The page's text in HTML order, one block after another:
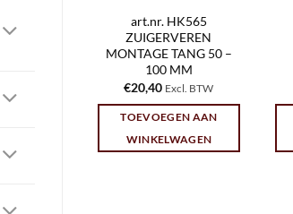
art.nr. HK565
ZUIGERVEREN
MONTAGE TANG 50 –
100 MM
€20,40 Excl. BTW
TOEVOEGEN AAN
WINKELWAGEN